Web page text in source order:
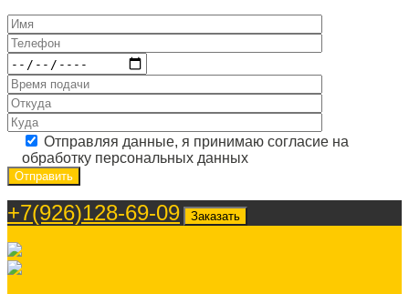
Отправляя данные, я принимаю согласие на
обработку персональных данных
+7(926)128-69-09 Заказать